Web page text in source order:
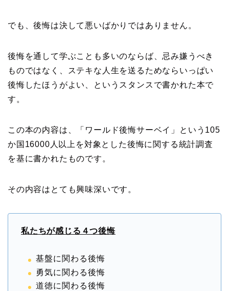
でも、後悔は決して悪いばかりではありません。
後悔を通して学ぶことも多いのならば、忌み嫌うべき
ものではなく、ステキな人生を送るためならいっぱい
後悔したほうがよい、というスタンスで書かれた本で
す。
この本の内容は、「ワールド後悔サーベイ」という105
か国16000人以上を対象とした後悔に関する統計調査
を基に書かれたものです。
その内容はとても興味深いです。
私たちが感じる４つ後悔
基盤に関わる後悔
勇気に関わる後悔
道徳に関わる後悔